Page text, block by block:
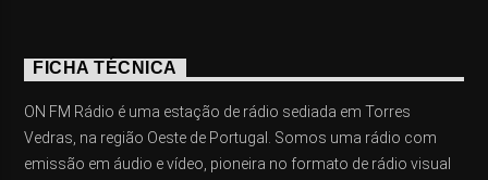
FICHA TÉCNICA
ON FM Rádio é uma estação de rádio sediada em Torres
Vedras, na região Oeste de Portugal. Somos uma rádio com
emissão em áudio e vídeo, pioneira no formato de rádio visual